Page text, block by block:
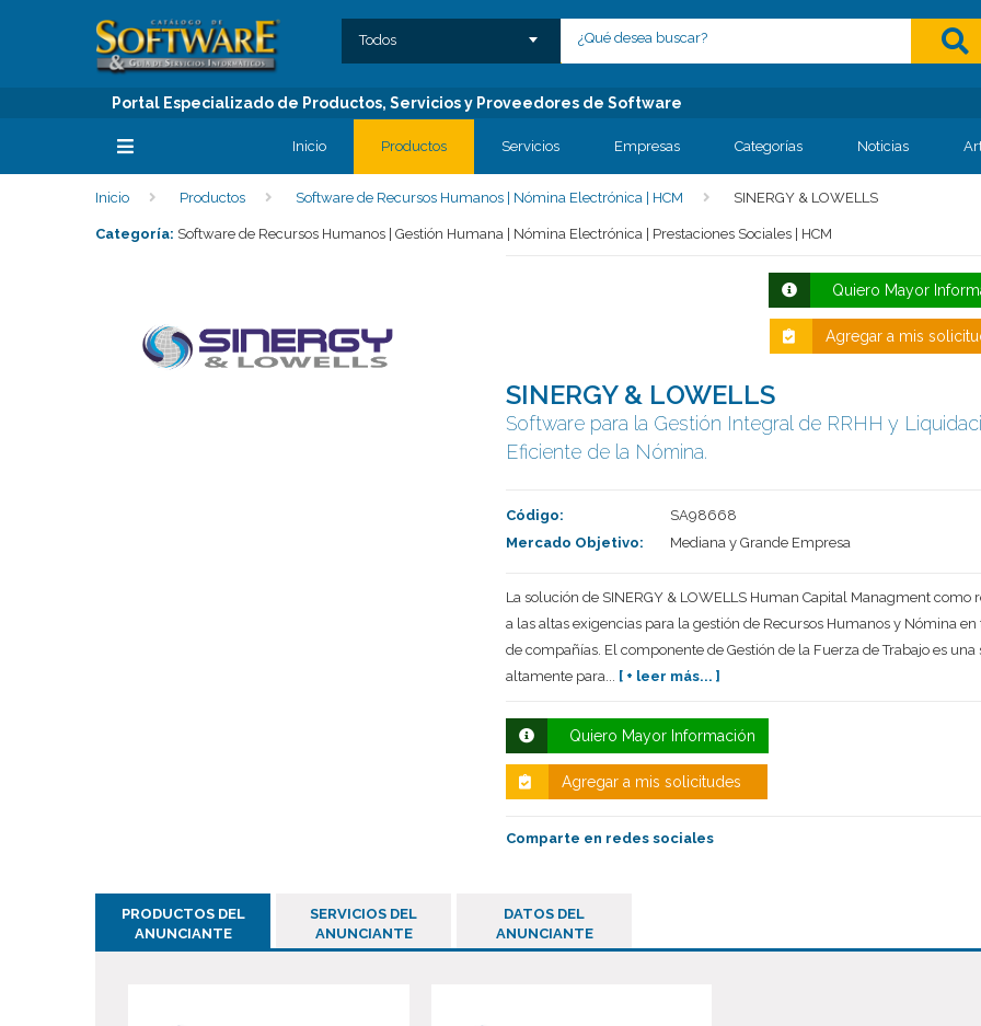
SECCIONES Close menu
Todos
Portal Especializado de Productos, Servicios y Proveedores de Software
SECCIONES
Inicio Productos Servicios Empresas Categorías Noticias
Inicio Productos Software de Recursos Humanos | Nómina Electrónica | HCM SINERGY & LOWELLS
Categoría: Software de Recursos Humanos | Gestión Humana | Nómina Electrónica | Prestaciones Sociales | HCM
Quiero Mayor
Agregar a mis
SINERGY & LOWELLS
Software para la Gestión Integral de RRHH y
Eficiente de la Nómina.
Código:
SA98668
Mercado Objetivo:
Mediana y Grande Empresa
La solución de SINERGY & LOWELLS Human Capital Managment como
a las altas exigencias para la gestión de Recursos Humanos y Nómina en
de compañías. El componente de Gestión de la Fuerza de Trabajo es una
altamente para... [ + leer más... ]
Quiero Mayor Información
Agregar a mis solicitudes
Comparte en redes sociales
PRODUCTOS DEL
ANUNCIANTE
SERVICIOS DEL
ANUNCIANTE
DATOS DEL
ANUNCIANTE